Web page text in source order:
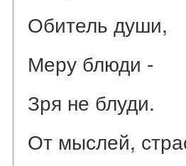
Обитель души,
Меру блюди -
Зря не блуди.
От мыслей,